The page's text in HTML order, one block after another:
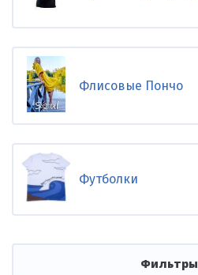
Флисовые Пончо
Футболки
Фильтры